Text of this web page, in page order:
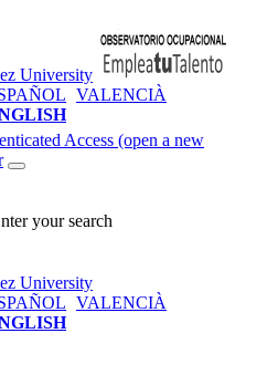
VALENCIÀ
Access (open a new
your search
VALENCIÀ